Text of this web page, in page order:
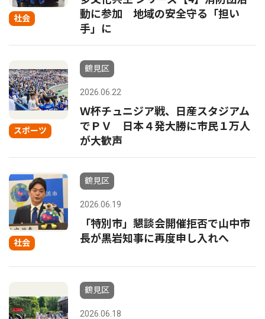
社会
動に参加 地域の安全守る「担い
手」に
スポーツ
鶴見区
2026.06.22
Ｗ杯チュニジア戦、日産スタジアム
でＰＶ 日本４発大勝に市民１万人
が大歓声
社会
鶴見区
2026.06.19
「特別市」懇談会開催拒否で山中市
長が黒岩知事に再度申し入れへ
鶴見区
2026.06.18